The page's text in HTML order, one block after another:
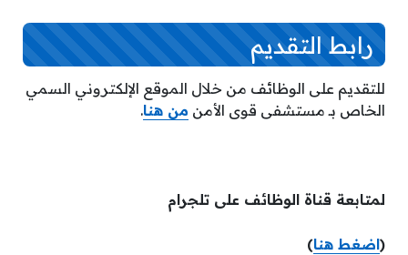
رابط التقديم
للتقديم على الوظائف من خلال الموقع الإلكتروني السمي
الخاص بـ مستشفى قوى الأمن من هنا.
لمتابعة قناة الوظائف على تلجرام
(اضغط هنا)